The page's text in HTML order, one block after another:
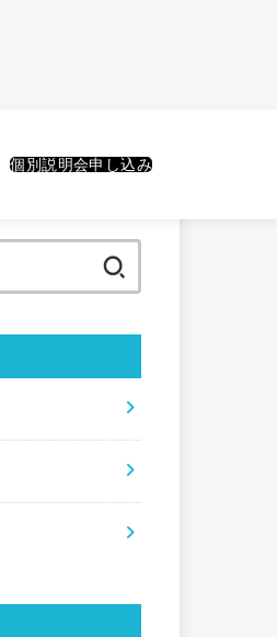
個別説明会申し込み